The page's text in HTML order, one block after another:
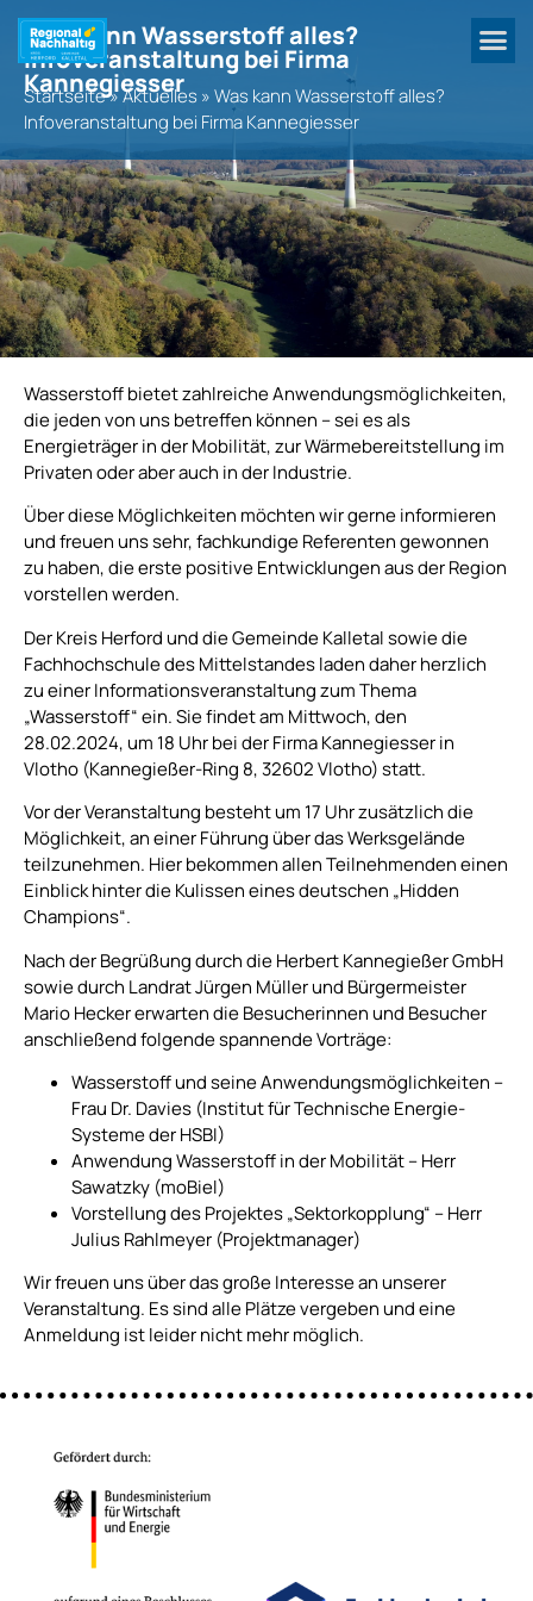
Was kann Wasserstoff alles?
Infoveranstaltung bei Firma
Kannegiesser
Startseite»Aktuelles»Was kann Wasserstoff alles?
Infoveranstaltung bei Firma Kannegiesser
Wasserstoff bietet zahlreiche Anwendungsmöglichkeiten,
die jeden von uns betreffen können – sei es als
Energieträger in der Mobilität, zur Wärmebereitstellung im
Privaten oder aber auch in der Industrie.
Über diese Möglichkeiten möchten wir gerne informieren
und freuen uns sehr, fachkundige Referenten gewonnen
zu haben, die erste positive Entwicklungen aus der Region
vorstellen werden.
Der Kreis Herford und die Gemeinde Kalletal sowie die
Fachhochschule des Mittelstandes laden daher herzlich
zu einer Informationsveranstaltung zum Thema
„Wasserstoff“ ein. Sie findet am Mittwoch, den
28.02.2024, um 18 Uhr bei der Firma Kannegiesser in
Vlotho (Kannegießer-Ring 8, 32602 Vlotho) statt.
Vor der Veranstaltung besteht um 17 Uhr zusätzlich die
Möglichkeit, an einer Führung über das Werksgelände
teilzunehmen. Hier bekommen allen Teilnehmenden einen
Einblick hinter die Kulissen eines deutschen „Hidden
Champions“.
Nach der Begrüßung durch die Herbert Kannegießer GmbH
sowie durch Landrat Jürgen Müller und Bürgermeister
Mario Hecker erwarten die Besucherinnen und Besucher
anschließend folgende spannende Vorträge:
Wasserstoff und seine Anwendungsmöglichkeiten –
Frau Dr. Davies (Institut für Technische Energie-
Systeme der HSBI)
Anwendung Wasserstoff in der Mobilität – Herr
Sawatzky (moBiel)
Vorstellung des Projektes „Sektorkopplung“ – Herr
Julius Rahlmeyer (Projektmanager)
Wir freuen uns über das große Interesse an unserer
Veranstaltung. Es sind alle Plätze vergeben und eine
Anmeldung ist leider nicht mehr möglich.